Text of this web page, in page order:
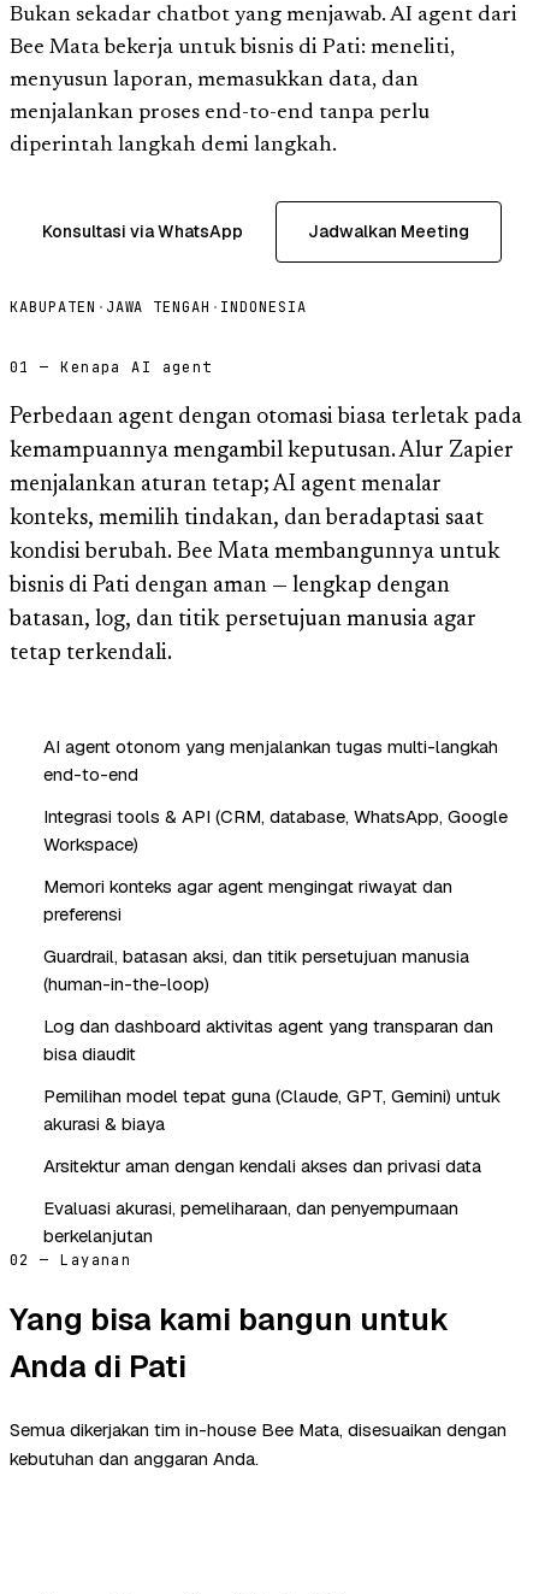
Bukan sekadar chatbot yang menjawab. AI agent dari
Bee Mata bekerja untuk bisnis di Pati: meneliti,
menyusun laporan, memasukkan data, dan
menjalankan proses end-to-end tanpa perlu
diperintah langkah demi langkah.
Konsultasi via WhatsApp Jadwalkan Meeting
KABUPATEN · JAWA TENGAH · INDONESIA
01 — Kenapa AI agent
Perbedaan agent dengan otomasi biasa terletak pada
kemampuannya mengambil keputusan. Alur Zapier
menjalankan aturan tetap; AI agent menalar
konteks, memilih tindakan, dan beradaptasi saat
kondisi berubah. Bee Mata membangunnya untuk
bisnis di Pati dengan aman — lengkap dengan
batasan, log, dan titik persetujuan manusia agar
tetap terkendali.
AI agent otonom yang menjalankan tugas multi-langkah
end-to-end
Integrasi tools & API (CRM, database, WhatsApp, Google
Workspace)
Memori konteks agar agent mengingat riwayat dan
preferensi
Guardrail, batasan aksi, dan titik persetujuan manusia
(human-in-the-loop)
Log dan dashboard aktivitas agent yang transparan dan
bisa diaudit
Pemilihan model tepat guna (Claude, GPT, Gemini) untuk
akurasi & biaya
Arsitektur aman dengan kendali akses dan privasi data
Evaluasi akurasi, pemeliharaan, dan penyempurnaan
berkelanjutan
02 — Layanan
Yang bisa kami bangun untuk
Anda di Pati
Semua dikerjakan tim in-house Bee Mata, disesuaikan dengan
kebutuhan dan anggaran Anda.